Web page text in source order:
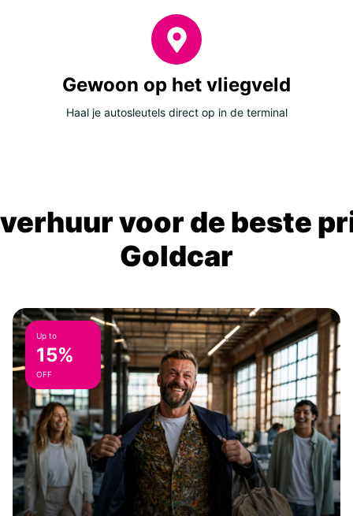
Gewoon op het vliegveld
Haal je autosleutels direct op in de terminal
voor de beste
Goldcar
Up to
15%
OFF